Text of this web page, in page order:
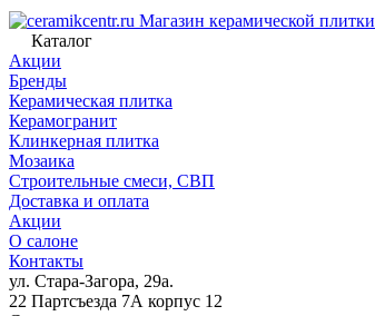
Магазин керамической плитки
Каталог
Акции
Бренды
Керамическая плитка
Керамогранит
Клинкерная плитка
Мозаика
Строительные смеси, СВП
Доставка и оплата
Акции
О салоне
Контакты
ул. Стара-Загора, 29а.
22 Партсъезда 7А корпус 12